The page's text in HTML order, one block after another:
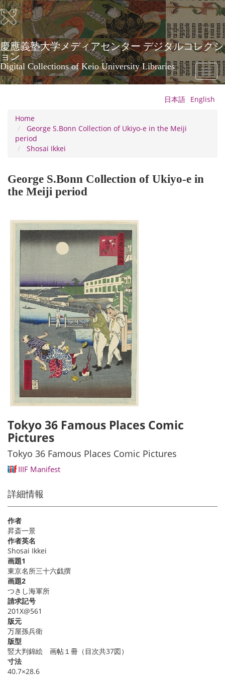
Skip
to
main
content
慶應義塾大学メディアセンター デジタルコレクシ
ョン
Digital Collections of Keio University Libraries
Toggle
日本語 English
Home
George S.Bonn Collection of Ukiyo-e in the Meiji
period
Shosai Ikkei
George S.Bonn Collection of Ukiyo-e in
the Meiji period
Tokyo 36 Famous Places Comic
Pictures
Tokyo 36 Famous Places Comic Pictures
IIIF Manifest
詳細情報
作者
昇斎一景
作者英名
Shosai Ikkei
画題1
東京名所三十六戯撰
画題2
つきし海軍所
請求記号
201X@561
版元
万屋孫兵衛
版型
竪大判錦絵 画帖１冊（目次共37図）
寸法
40.7×28.6